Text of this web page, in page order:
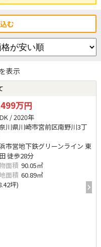
む
表示
万円
/ 2020年
川県川崎市宮前区南野川3丁
市営地下鉄グリーンライン 東
徒歩28分
面積 90.05㎡
面積 60.89㎡
坪)